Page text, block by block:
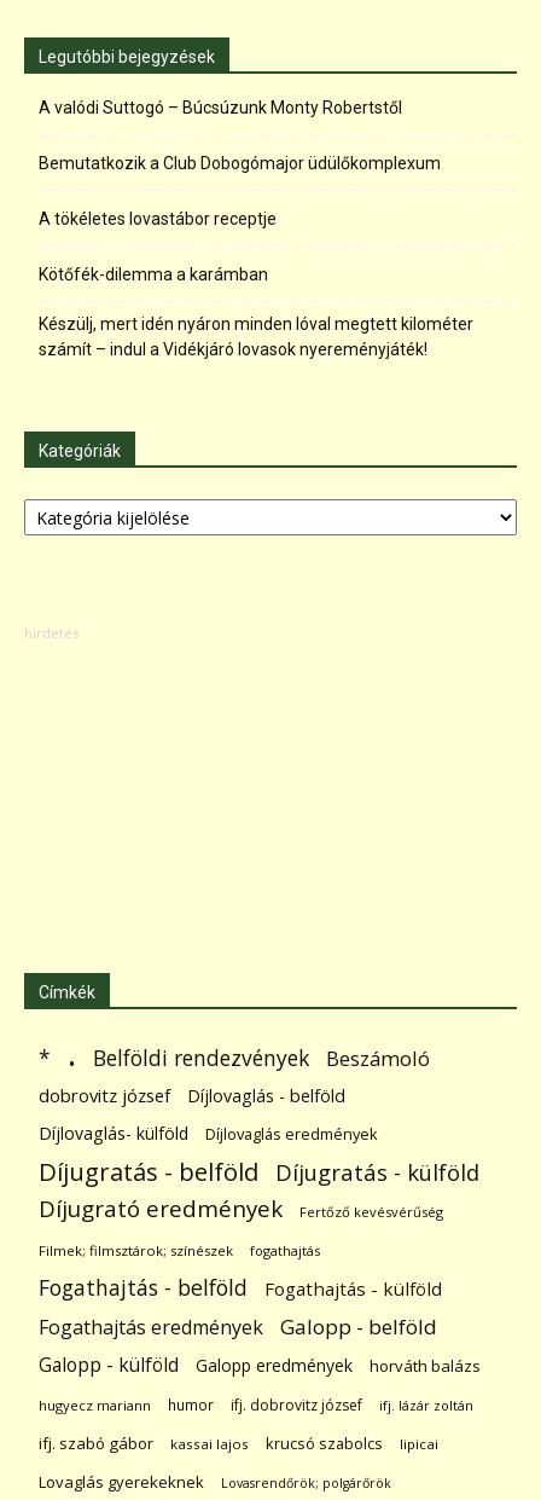
Legutóbbi bejegyzések
A valódi Suttogó – Búcsúzunk Monty Robertstől
Bemutatkozik a Club Dobogómajor üdülőkomplexum
A tökéletes lovastábor receptje
Kötőfék-dilemma a karámban
Készülj, mert idén nyáron minden lóval megtett kilométer
számít – indul a Vidékjáró lovasok nyereményjáték!
Kategóriák
Kategóriák
Címkék
* . Belföldi rendezvények Beszámoló
dobrovitz józsef
Díjlovaglás - belföld
Díjlovaglás- külföld
Díjlovaglás eredmények
Díjugratás - belföld Díjugratás - külföld
Díjugrató eredmények Fertőző kevésvérűség
Filmek; filmsztárok; színészek fogathajtás
Fogathajtás - belföld Fogathajtás - külföld
Fogathajtás eredmények Galopp - belföld
Galopp - külföld Galopp eredmények horváth balázs
hugyecz mariann humor ifj. dobrovitz józsef ifj. lázár zoltán
ifj. szabó gábor kassai lajos krucsó szabolcs lipicai
Lovaglás gyerekeknek Lovasrendőrök; polgárőrök